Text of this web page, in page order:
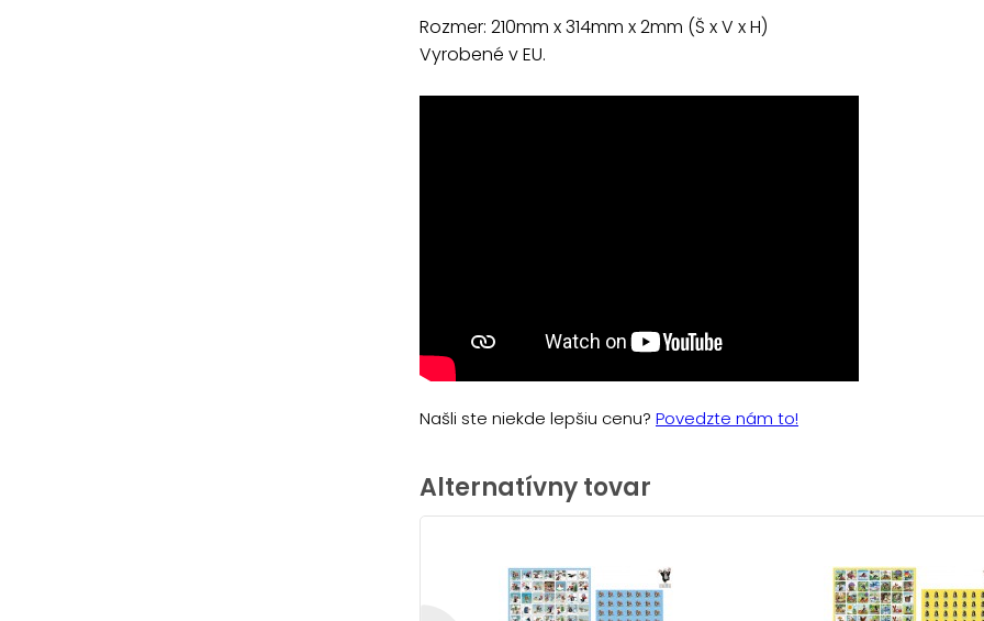
Rozmer: 210mm x 314mm x 2mm (Š x V x H)
Vyrobené v EU.
Našli ste niekde lepšiu cenu? Povedzte nám to!
Alternatívny tovar